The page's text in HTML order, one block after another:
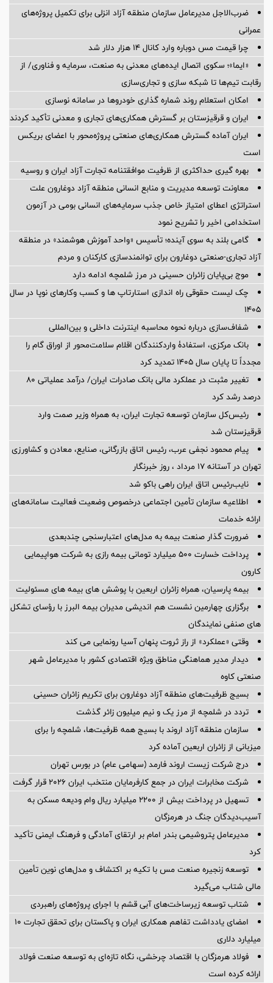
ضرب‌الاجل مدیرعامل سازمان منطقه آزاد انزلی برای تكمیل پروژه‌های
عمرانی
چرا قیمت مس دوباره وارد کانال ۱۴ هزار دلار شد
«ایما»؛ سکوی اتصال ایده‌های معدنی به صنعت، سرمایه و فناوری/ از
رقابت تیم‌ها تا شبکه سازی و تجاری‌سازی
امکان استعلام روند شماره گذاری خودروها در سامانه نوسازی
ایران و قرقیزستان بر گسترش همکاری‌های تجاری و معدنی تأکید کردند
ایران آماده گسترش همکاری‌های صنعتی پروژه‌محور با اعضای بریکس
است
بهره گیری حداکثری از ظرفیت موافقتنامه تجارت آزاد ایران و روسیه
معاونت توسعه مدیریت و منابع انسانی منطقه آزاد دوغارون علت
استراتژی اعطای امتیاز خاص جذب سرمایه‌های انسانی بومی در آزمون
استخدامی اخیر را تشریح نمود
گامی بلند به سوی آینده؛ تأسیس «واحد آموزش هوشمند» در منطقه
آزاد تجاری-صنعتی دوغارون برای توانمندسازی کارکنان و مردم
موج بی‌پایان زائران حسینی در مرز شلمچه ادامه دارد
چک لیست حقوقی راه اندازی استارتاپ ها و کسب وکارهای نوپا در سال
۱۴۰۵
شفاف‌سازی درباره نحوه محاسبه اینترنت داخلی و بین‌المللی
بانک مرکزی، استفادۀ واردکنندگان اقلام سلامت‌محور از اوراق گام را
مجدداً تا پایان سال ۱۴۰۵ تمدید کرد
تغییر مثبت در عملکرد مالی بانک صادرات ایران/ درآمد عملیاتی 80
درصد رشد کرد
رئیس‌کل سازمان توسعه تجارت ایران، به همراه وزیر صمت وارد
قرقیزستان شد
پیام محمود نجفی عرب، رئیس اتاق بازرگانی، صنایع، معادن و کشاورزی
تهران در آستانه 17 مرداد ، روز خبرنگار
نایب‌رئیس اتاق ایران راهی باکو شد
اطلاعیه سازمان تأمین اجتماعی درخصوص وضعیت فعالیت سامانه‌های
ارائه خدمات
ضرورت گذار صنعت بیمه به مدل‌های اعتبارسنجی چندبعدی
پرداخت خسارت ۵۰۰ میلیارد تومانی بیمه رازی به شرکت هواپیمایی
کارون
بیمه پارسیان، همراه زائران اربعین با پوشش های بیمه های مسئولیت
برگزاری چهارمین نشست هم اندیشی مدیران بیمه البرز با رؤسای تشکل
های صنفی نمایندگان
وقتی «عملکرد» از راز ثروت پنهان آسیا رونمایی می کند
دیدار مدیر هماهنگی مناطق ویژه اقتصادی کشور با مدیرعامل شهر
صنعتی کاوه
بسیج ظرفیت‌های منطقه آزاد دوغارون برای تکریم زائران حسینی
تردد در شلمچه از مرز یک و نیم میلیون زائر گذشت
سازمان منطقه آزاد اروند با بسیج همه ظرفیت‌ها، شلمچه را برای
میزبانی از زائران اربعین آماده کرد
درج شرکت زیست اروند فارمد (سهامی عام) در بورس تهران
شرکت مخابرات ایران در جمع کارفرمایان منتخب ایران ۲۰۲۶ قرار گرفت
تسهیل در پرداخت بیش از ۲۲۰۰ میلیارد ریال وام ودیعه مسکن به
آسیب‌دیدگان جنگ در هرمزگان
مدیرعامل پتروشیمی بندر امام بر ارتقای آمادگی و فرهنگ ایمنی تأکید
کرد
توسعه زنجیره صنعت مس با تکیه بر اکتشاف و مدل‌های نوین تأمین
مالی شتاب می‌گیرد
شتاب توسعه زیرساخت‌های آبی قشم با اجرای پروژه‌های راهبردی
امضای یادداشت تفاهم همکاری ایران و پاکستان برای تحقق تجارت ۱۰
میلیارد دلاری
فولاد هرمزگان با اقتصاد چرخشی، نگاه تازه‌ای به توسعه صنعت فولاد
ارائه کرده است